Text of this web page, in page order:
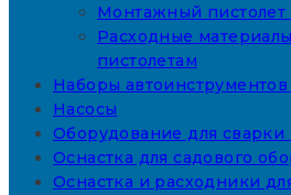
Монтажный пистолет
Расходные
пистолетам
Наборы
Насосы
Оборудование для сварки
Оснастка для садового
Оснастка и расходники